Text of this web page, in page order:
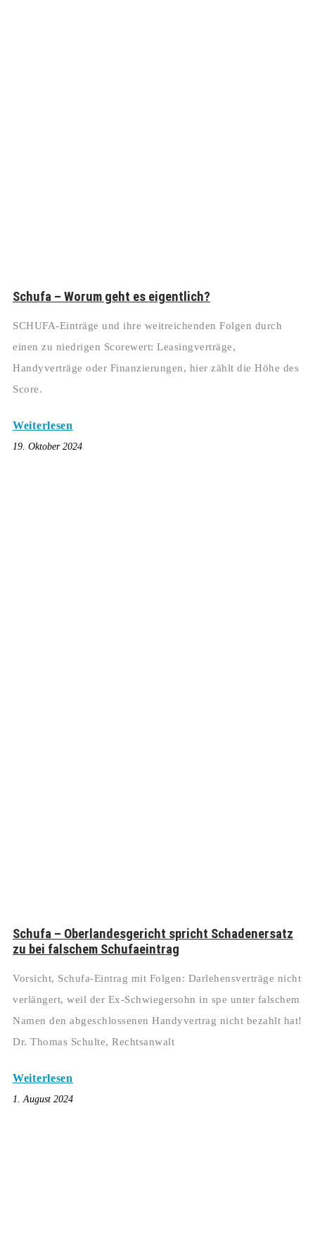
Schufa – Worum geht es eigentlich?
SCHUFA-Einträge und ihre weitreichenden Folgen durch
einen zu niedrigen Scorewert: Leasingverträge,
Handyverträge oder Finanzierungen, hier zählt die Höhe des
Score.
Weiterlesen
19. Oktober 2024
Schufa – Oberlandesgericht spricht Schadenersatz
zu bei falschem Schufaeintrag
Vorsicht, Schufa-Eintrag mit Folgen: Darlehensverträge nicht
verlängert, weil der Ex-Schwiegersohn in spe unter falschem
Namen den abgeschlossenen Handyvertrag nicht bezahlt hat!
Dr. Thomas Schulte, Rechtsanwalt
Weiterlesen
1. August 2024